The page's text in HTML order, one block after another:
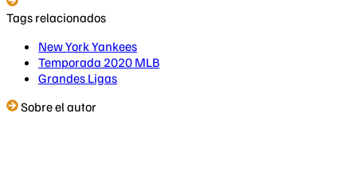
Tags relacionados
New York Yankees
Temporada 2020 MLB
Grandes Ligas
Sobre el autor